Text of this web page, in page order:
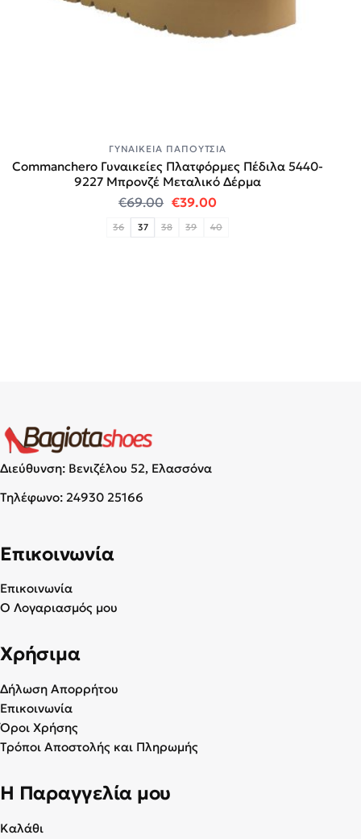
ΓΥΝΑΙΚΕΊΑ ΠΑΠΟΎΤΣΙΑ
Commanchero Γυναικείες Πλατφόρμες Πέδιλα 5440-
9227 Mπρονζέ Μεταλικό Δέρμα
€69.00 Original price was: €69.00.
€39.00Η τρέχουσα τιμή
36 37 38 39 40
Διεύθυνση: Βενιζέλου 52, Ελασσόνα
Τηλέφωνο: 24930 25166
Επικοινωνία
Επικοινωνία
Ο Λογαριασμός μου
Χρήσιμα
Δήλωση Απορρήτου
Επικοινωνία
Όροι Χρήσης
Τρόποι Αποστολής και Πληρωμής
Η Παραγγελία μου
Καλάθι